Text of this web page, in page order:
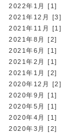
2022年1月 [1]
2021年12月 [3]
2021年11月 [1]
2021年8月 [2]
2021年6月 [1]
2021年2月 [1]
2021年1月 [2]
2020年12月 [2]
2020年9月 [1]
2020年5月 [1]
2020年4月 [1]
2020年3月 [2]